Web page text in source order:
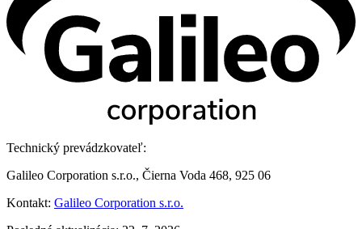
Technický prevádzkovateľ:
Galileo Corporation s.r.o., Čierna Voda 468, 925 06
Kontakt: Galileo Corporation s.r.o.